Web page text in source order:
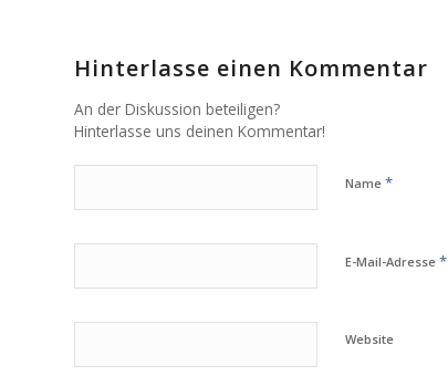
Hinterlasse einen Kommentar
An der Diskussion beteiligen?
Hinterlasse uns deinen Kommentar!
Name *
E-Mail-Adresse *
Website